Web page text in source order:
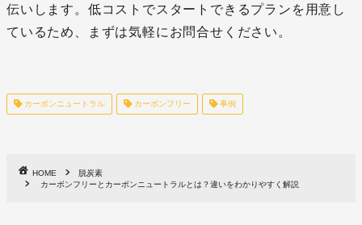
伝いします。低コストでスタートできるプランを用意し
ているため、まずは気軽にお問合せください。
カーボンニュートラル カーボンフリー 事例
HOME
脱炭素
カーボンフリーとカーボンニュートラルとは？違いをわかりやすく解説